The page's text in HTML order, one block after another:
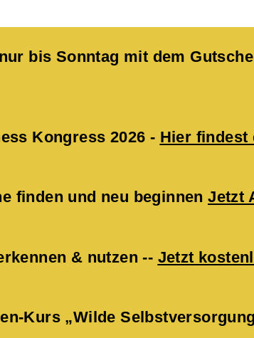
bis Sonntag mit dem
Kongress 2026 - Hier findest
finden und neu beginnenJetzt
& nutzen -- Jetzt
Kurs „Wilde